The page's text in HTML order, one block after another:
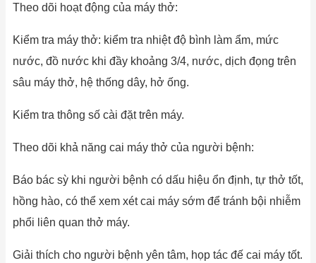
Theo dõi hoạt động của máy thở:
Kiểm tra máy thở: kiểm tra nhiệt độ bình làm ẩm, mức
nước, đồ nước khi đầy khoảng 3/4, nước, dịch đọng trên
sâu máy thở, hệ thống dây, hở ống.
Kiểm tra thông số cài đặt trên máy.
Theo dõi khả năng cai máy thở của người bệnh:
Báo bác sỳ khi người bệnh có dấu hiệu ổn định, tự thở tốt,
hồng hào, có thể xem xét cai máy sớm để tránh bội nhiễm
phổi liên quan thở máy.
Giải thích cho người bệnh yên tâm, họp tác đế cai máy tốt.